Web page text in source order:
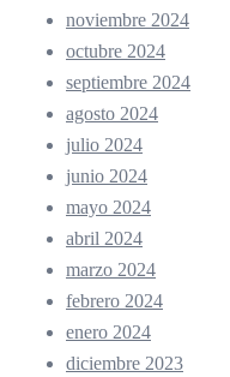
noviembre 2024
octubre 2024
septiembre 2024
agosto 2024
julio 2024
junio 2024
mayo 2024
abril 2024
marzo 2024
febrero 2024
enero 2024
diciembre 2023